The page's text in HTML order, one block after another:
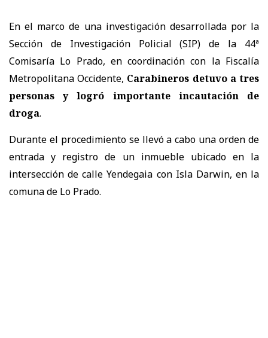
En el marco de una investigación desarrollada por la
Sección de Investigación Policial (SIP) de la 44ª
Comisaría Lo Prado, en coordinación con la Fiscalía
Metropolitana Occidente, Carabineros detuvo a tres
personas y logró importante incautación de
droga.
Durante el procedimiento se llevó a cabo una orden de
entrada y registro de un inmueble ubicado en la
intersección de calle Yendegaia con Isla Darwin, en la
comuna de Lo Prado.